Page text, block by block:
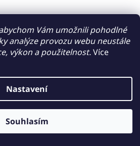
Vám umožnili pohodlné
analýze provozu webu neustále
výkon a použitelnost.Více
Nastavení
Souhlasím